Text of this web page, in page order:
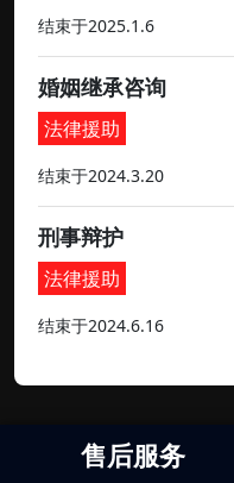
结束于2025.1.6
婚姻继承咨询
法律援助
结束于2024.3.20
刑事辩护
法律援助
结束于2024.6.16
售后服务